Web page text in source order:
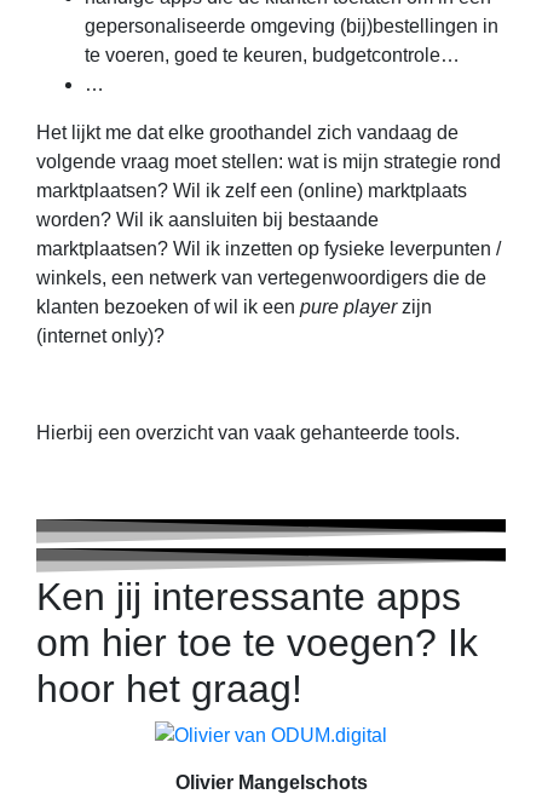
gepersonaliseerde omgeving (bij)bestellingen in
te voeren, goed te keuren, budgetcontrole…
…
Het lijkt me dat elke groothandel zich vandaag de
volgende vraag moet stellen: wat is mijn strategie rond
marktplaatsen? Wil ik zelf een (online) marktplaats
worden? Wil ik aansluiten bij bestaande
marktplaatsen? Wil ik inzetten op fysieke leverpunten /
winkels, een netwerk van vertegenwoordigers die de
klanten bezoeken of wil ik een pure playerzijn
(internet only)?
Hierbij een overzicht van vaak gehanteerde tools.
Ken jij interessante apps
om hier toe te voegen? Ik
hoor het graag!
Olivier Mangelschots